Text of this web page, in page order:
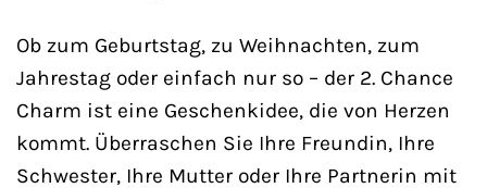
Ob zum Geburtstag, zu Weihnachten, zum
Jahrestag oder einfach nur so – der 2. Chance
Charm ist eine Geschenkidee, die von Herzen
kommt. Überraschen Sie Ihre Freundin, Ihre
Schwester, Ihre Mutter oder Ihre Partnerin mit